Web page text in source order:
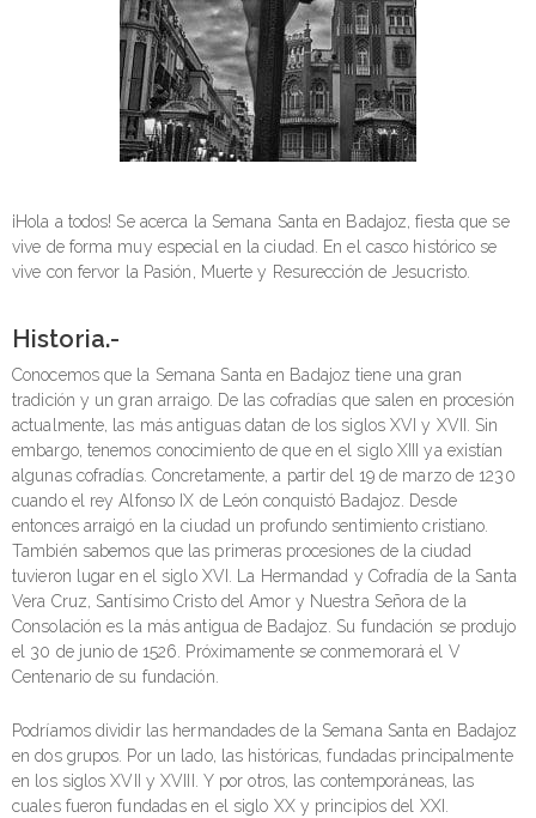
¡Hola a todos! Se acerca la Semana Santa en Badajoz, fiesta que se
vive de forma muy especial en la ciudad. En el casco histórico se
vive con fervor la Pasión, Muerte y Resurección de Jesucristo.
Historia.-
Conocemos que la Semana Santa en Badajoz tiene una gran
tradición y un gran arraigo. De las cofradías que salen en procesión
actualmente, las más antiguas datan de los siglos XVI y XVII. Sin
embargo, tenemos conocimiento de que en el siglo XIII ya existían
algunas cofradías. Concretamente, a partir del 19 de marzo de 1230
cuando el rey Alfonso IX de León conquistó Badajoz. Desde
entonces arraigó en la ciudad un profundo sentimiento cristiano.
También sabemos que las primeras procesiones de la ciudad
tuvieron lugar en el siglo XVI. La Hermandad y Cofradía de la Santa
Vera Cruz, Santísimo Cristo del Amor y Nuestra Señora de la
Consolación es la más antigua de Badajoz. Su fundación se produjo
el 30 de junio de 1526. Próximamente se conmemorará el V
Centenario de su fundación.
Podríamos dividir las hermandades de la Semana Santa en Badajoz
en dos grupos. Por un lado, las históricas, fundadas principalmente
en los siglos XVII y XVIII. Y por otros, las contemporáneas, las
cuales fueron fundadas en el siglo XX y principios del XXI.